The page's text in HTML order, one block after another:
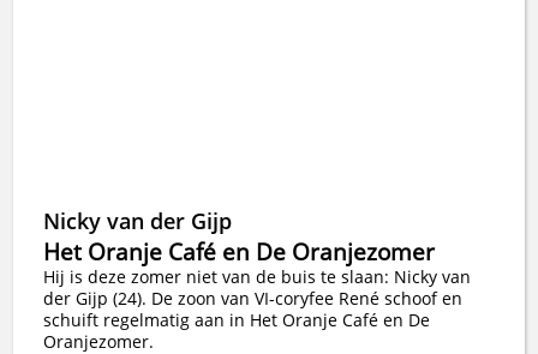
Nicky van der Gijp
Het Oranje Café en De Oranjezomer
Hij is deze zomer niet van de buis te slaan: Nicky van
der Gijp (24). De zoon van VI-coryfee René schoof en
schuift regelmatig aan in Het Oranje Café en De
Oranjezomer.